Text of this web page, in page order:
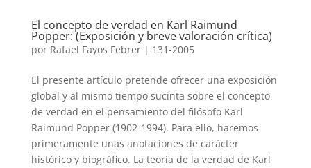
El concepto de verdad en Karl Raimund
Popper: (Exposición y breve valoración crítica)
por Rafael Fayos Febrer| 131-2005
El presente artículo pretende ofrecer una exposición
global y al mismo tiempo sucinta sobre el concepto
de verdad en el pensamiento del filósofo Karl
Raimund Popper (1902-1994). Para ello, haremos
primeramente unas anotaciones de carácter
histórico y biográfico. La teoría de la verdad de Karl